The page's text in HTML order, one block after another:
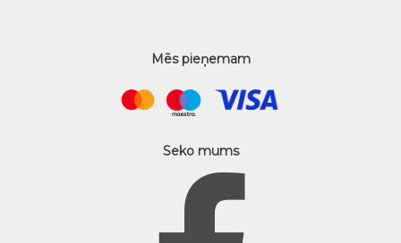
Mēs pieņemam
Seko mums